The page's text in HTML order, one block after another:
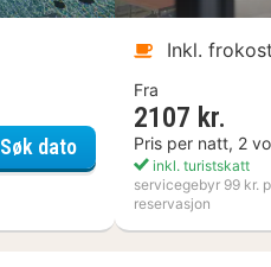
Søk datoNynäs Havsbad
Inkl.
Fra
2107 kr.
Pris per natt, 2
inkl. turistskatt
servicegebyr 99 kr.
reservasjon